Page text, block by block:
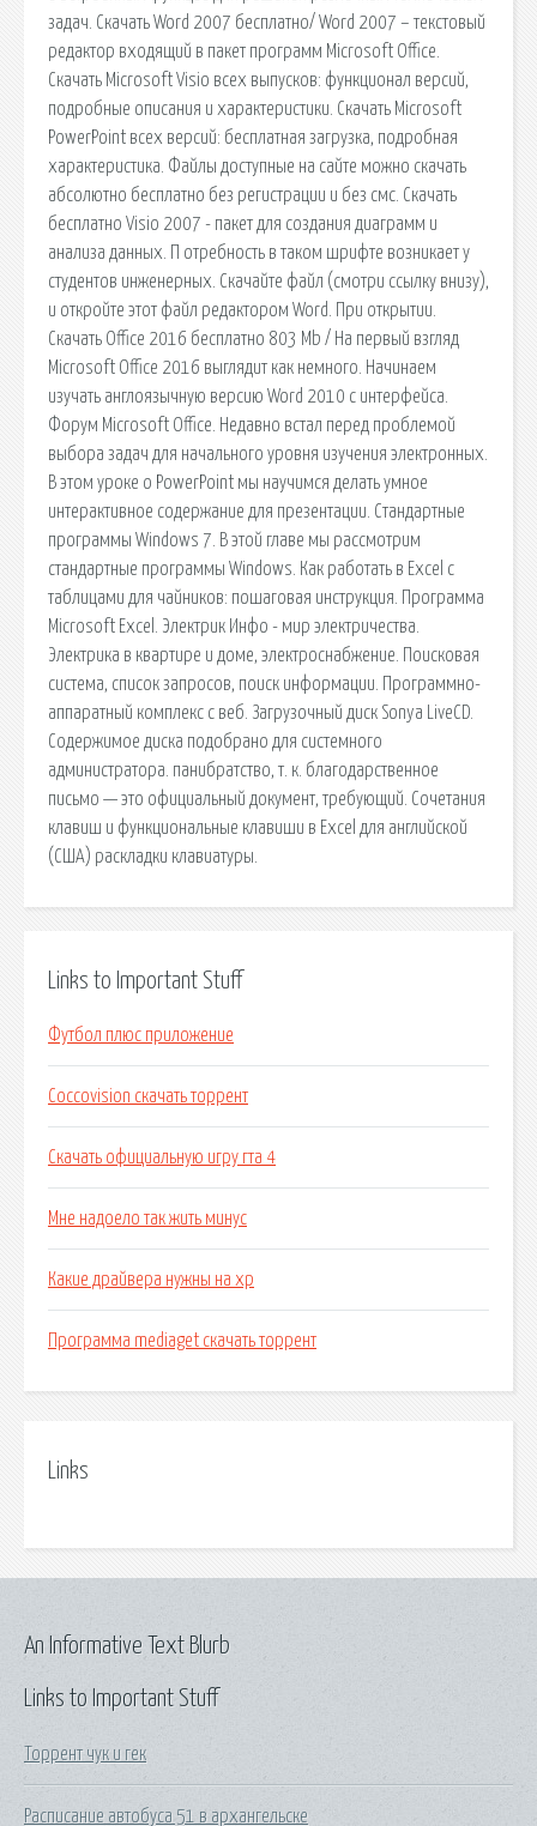
задач. Скачать Word 2007 бесплатно/ Word 2007 – текстовый
редактор входящий в пакет программ Microsoft Office.
Скачать Microsoft Visio всех выпусков: функционал версий,
подробные описания и характеристики. Скачать Microsoft
PowerPoint всех версий: бесплатная загрузка, подробная
характеристика. Файлы доступные на сайте можно скачать
абсолютно бесплатно без регистрации и без смс. Скачать
бесплатно Visio 2007 - пакет для создания диаграмм и
анализа данных. П отребность в таком шрифте возникает у
студентов инженерных. Скачайте файл (смотри ссылку внизу),
и откройте этот файл редактором Word. При открытии.
Скачать Office 2016 бесплатно 803 Mb / На первый взгляд
Microsoft Office 2016 выглядит как немного. Начинаем
изучать англоязычную версию Word 2010 с интерфейса.
Форум Microsoft Office. Недавно встал перед проблемой
выбора задач для начального уровня изучения электронных.
В этом уроке о PowerPoint мы научимся делать умное
интерактивное содержание для презентации. Стандартные
программы Windows 7. В этой главе мы рассмотрим
стандартные программы Windows. Как работать в Excel с
таблицами для чайников: пошаговая инструкция. Программа
Microsoft Excel. Электрик Инфо - мир электричества.
Электрика в квартире и доме, электроснабжение. Поисковая
сиcтема, список запросов, поиск информации. Программно-
аппаратный комплекс с веб. Загрузочный диск Sonya LiveCD.
Содержимое диска подобрано для системного
администратора. панибратство, т. к. благодарственное
письмо — это официальный документ, требующий. Сочетания
клавиш и функциональные клавиши в Excel для английской
(США) раскладки клавиатуры.
Links to Important Stuff
Футбол плюс приложение
Coccovision скачать торрент
Скачать официальную игру гта 4
Мне надоело так жить минус
Какие драйвера нужны на хр
Программа mediaget скачать торрент
Links
Links to Important Stuff
Торрент чук и гек
Расписание автобуса 51 в архангельске
An Informative Text Blurb